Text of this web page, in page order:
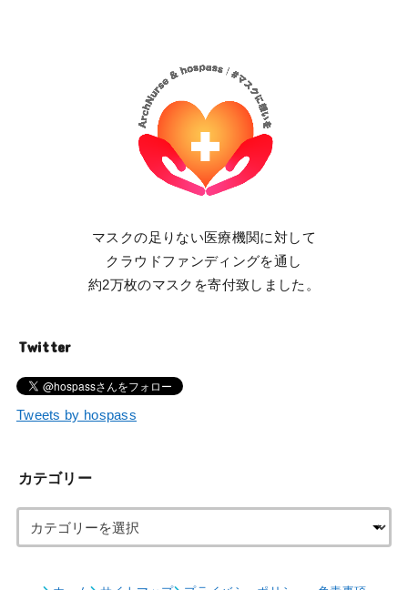
マスクの足りない医療機関に対して
クラウドファンディングを通し
約2万枚のマスクを寄付致しました。
Twitter
Tweets by hospass
カテゴリー